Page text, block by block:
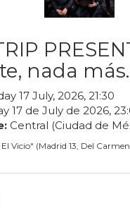
nada más.
17 July, 2026, 21:30
17 de July de 2026, 23:
Central (Ciudad de
Vicio" (Madrid 13, Del